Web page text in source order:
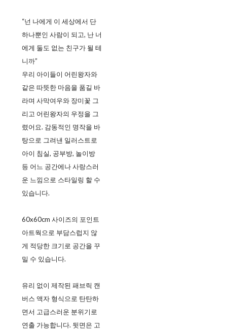
“넌 나에게 이 세상에서 단
하나뿐인 사람이 되고, 난 너
에게 둘도 없는 친구가 될 테
니까”
우리 아이들이 어린왕자와
같은 따뜻한 마음을 품길 바
라며 사막여우와 장미꽃 그
리고 어린왕자의 우정을 그
렸어요. 감동적인 명작을 바
탕으로 그려낸 일러스트로
아이 침실, 공부방, 놀이방
등 어느 공간에나 사랑스러
운 느낌으로 스타일링 할 수
있습니다.
60x60cm 사이즈의 포인트
아트웍으로 부담스럽지 않
게 적당한 크기로 공간을 꾸
밀 수 있습니다.
유리 없이 제작된 패브릭 캔
버스 액자 형식으로 탄탄하
면서 고급스러운 분위기로
연출 가능합니다. 뒷면은 고